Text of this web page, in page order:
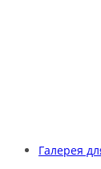
Галерея